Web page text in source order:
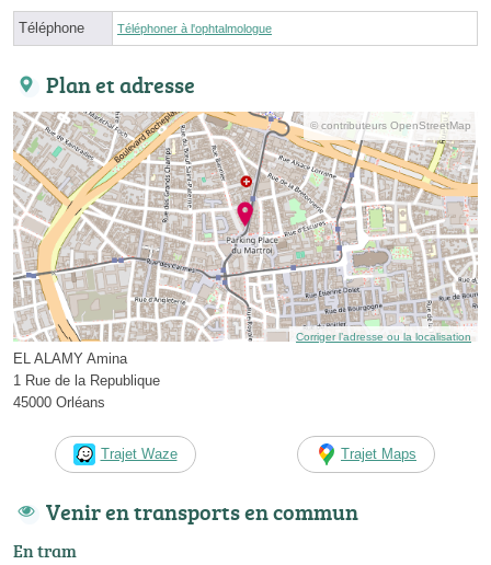
Téléphone Téléphoner à l'ophtalmologue
Plan et adresse
© contributeurs OpenStreetMap
Corriger l’adresse ou la localisation
EL ALAMY Amina
1 Rue de la Republique
45000 Orléans
Trajet Waze Trajet Maps
Venir en transports en commun
En tram